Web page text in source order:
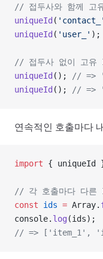
// 접두사와 함께 고
uniqueId ( 'contact_'
uniqueId ( 'user_' );
// 접두사 없이 고유
uniqueId ();
// =>
uniqueId (); // =>
연속적인 호출마다
import { uniqueId
// 각 호출마다 다른
const ids = Array.
console. log (ids);
// => ['item_1',